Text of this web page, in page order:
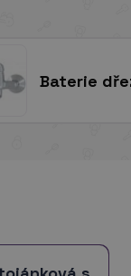
Baterie